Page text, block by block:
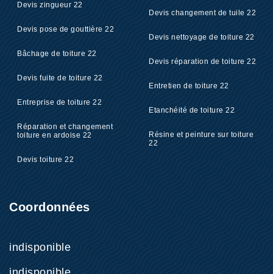
Devis zingueur 22
Devis pose de gouttière 22
Bâchage de toiture 22
Devis fuite de toiture 22
Entreprise de toiture 22
Réparation et changement
toiture en ardoise 22
Devis toiture 22
Devis changement de tuile 22
Devis nettoyage de toiture 22
Devis réparation de toiture 22
Entretien de toiture 22
Etanchéité de toiture 22
Résine et peinture sur toiture
22
Coordonnées
indisponible